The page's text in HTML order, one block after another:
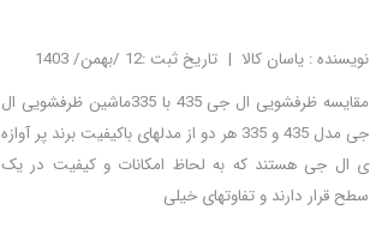
نویسنده : یاسان کالا
تاریخ ثبت :12 /بهمن/ 1403
مقایسه ظرفشویی ال جی 435 با 335ماشین ظرفشویی ال
جی مدل 435 و 335 هر دو از مدلهای باکیفیت برند پر آوازه
ی ال جی هستند که به لحاظ امکانات و کیفیت در یک
سطح قرار دارند و تفاوتهای خیلی